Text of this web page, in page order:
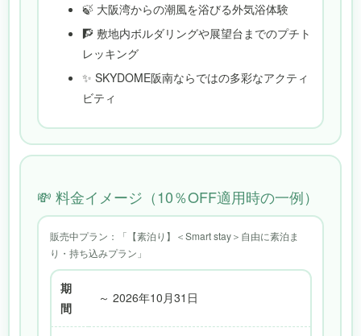
🍃 大阪湾からの潮風を浴びる外気浴体験
🧗 敷地内ボルダリングや展望台までのプチト
レッキング
✨ SKYDOME阪南ならではの多彩なアクティ
ビティ
💸 料金イメージ（10％OFF適用時の一例）
販売中プラン：「【素泊り】＜Smart stay＞自由に素泊ま
り・持ち込みプラン」
期
間
～ 2026年10月31日